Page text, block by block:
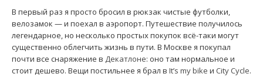
В первый раз я просто бросил в рюкзак чистые футболки,
велозамок — и поехал в аэропорт. Путешествие получилось
легендарное, но несколько простых покупок всё-таки могут
существенно облегчить жизнь в пути. В Москве я покупал
почти все снаряжение в Декатлоне: оно там нормальное и
стоит дешево. Вещи постильнее я брал в It’s my bike и City Cycle.